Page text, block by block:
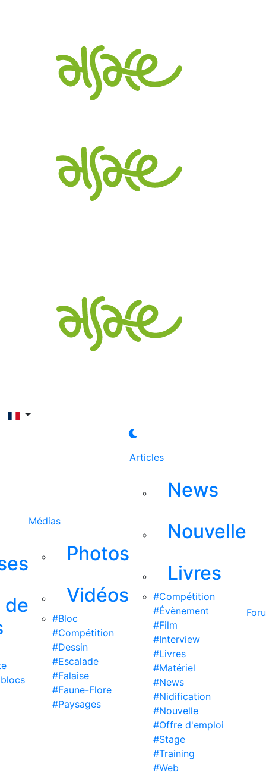
de
Médias
Photos
Vidéos
#Bloc
#Compétition
#Dessin
#Escalade
#Falaise
#Faune-Flore
#Paysages
Articles
News
Nouvelle
Livres
#Compétition
#Évènement
#Film
#Interview
#Livres
#Matériel
#News
#Nidification
#Nouvelle
#Offre d'emploi
#Stage
#Training
#Web